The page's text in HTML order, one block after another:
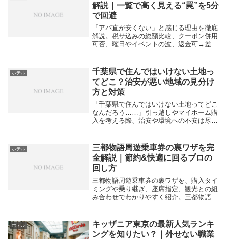
解説｜一覧で高く見える“罠”を5分
で回避
「アパ直が安くない」と感じる理由を徹底
解説。税サ込みの総額比較、クーポン併用
可否、曜日やイベントの波、返金可→差し
します。
ホテル
千葉県で住んではいけない土地っ
てどこ？治安が悪い地域の見分け
方と対策
「千葉県で住んではいけない土地ってどこ
なんだろう……」引っ越しやマイホーム購
入を考える際、治安や環境への不安は尽き
率が突出しているエリアなど、居住を慎重
に検討すべき...
ホテル
三都物語周遊乗車券の裏ワザを完
全解説｜節約&快適に回るプロの
回し方
三都物語周遊乗車券の裏ワザを、購入タイ
ミングや乗り継ぎ、座席指定、観光との組
み合わせでわかりやすく紹介。三都物語周
す。
ホテル
キッザニア東京の最新人気ランキ
ングを知りたい？｜外せない職業